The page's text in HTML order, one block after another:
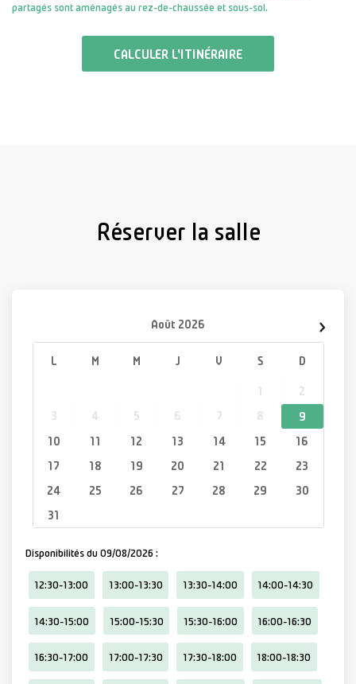
partagés sont aménagés au rez-de-chaussée et sous-sol.
CALCULER L'ITINÉRAIRE
Réserver la salle
Août 2026
L M M J V S
D
1
2
3
4 5 6 7 8
9
10
11 12 13 14 15
16
17
18 19 20 21 22
23
24
25 26 27 28 29
30
31
09/08/2026
12:30-13:00 13:00-13:30 13:30-14:00 14:00-14:30
14:30-15:00 15:00-15:30 15:30-16:00 16:00-16:30
16:30-17:00 17:00-17:30 17:30-18:00 18:00-18:30